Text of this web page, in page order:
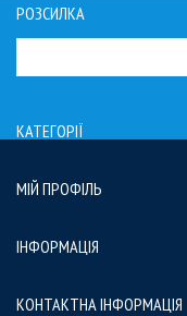
РОЗСИЛКА
КАТЕГОРІЇ
МІЙ ПРОФІЛЬ
ІНФОРМАЦІЯ
КОНТАКТНА ІНФОРМАЦІЯ